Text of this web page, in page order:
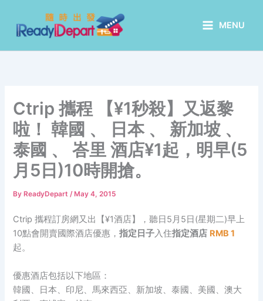
content
MENU
Ctrip 攜程 【¥1秒殺】又返黎
啦！ 韓國 、 日本 、 新加坡 、
泰國 、 峇里 酒店¥1起，明早(5
月5日)10時開搶。
By ReadyDepart/ May 4, 2015
Ctrip 攜程訂房網又出【¥1酒店】，聽日5月5日(星期二)早上
10點會開賣國際酒店優惠，指定日子入住指定酒店 RMB 1
起。
優惠酒店包括以下地區：
韓國、日本、印尼、馬來西亞、新加坡、泰國、美國、澳大